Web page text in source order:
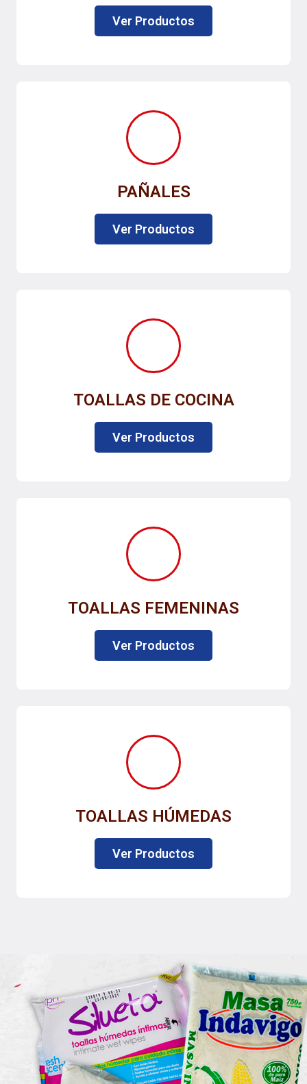
Ver Productos
PAÑALES
Ver Productos
TOALLAS DE COCINA
Ver Productos
TOALLAS FEMENINAS
Ver Productos
TOALLAS HÚMEDAS
Ver Productos